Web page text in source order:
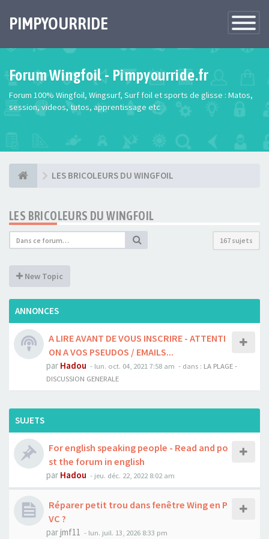
Toggle
PIMPYOURRIDE
Forum Wingfoil - Pimpyourride.fr
Forum 100% Wingfoil, Wingsurf, Surf foil et sports de glisse : Matos,
session, videos, tutos, apprentissage etc
LES BRICOLEURS DU WINGFOIL
LES BRICOLEURS DU WINGFOIL
167 sujets
New Topic
ANNONCES
A LIRE AVANT DE VOUS INSCRIRE - ATTENTI
ON A VOS PSEUDOS / EMAILS...
par Hadou - lun. oct. 04, 2021 7:58 am - dans : LA PLAGE -
DISCUSSION GENERALE
SUJETS
For english speaking people - Read and po
st the forum in english
par Hadou - jeu. déc. 22, 2022 8:02 am
Réparer petit trou dans fenêtre Wing en P
VC ?
parjmf11 - lun. juil. 13, 2026 8:33 pm